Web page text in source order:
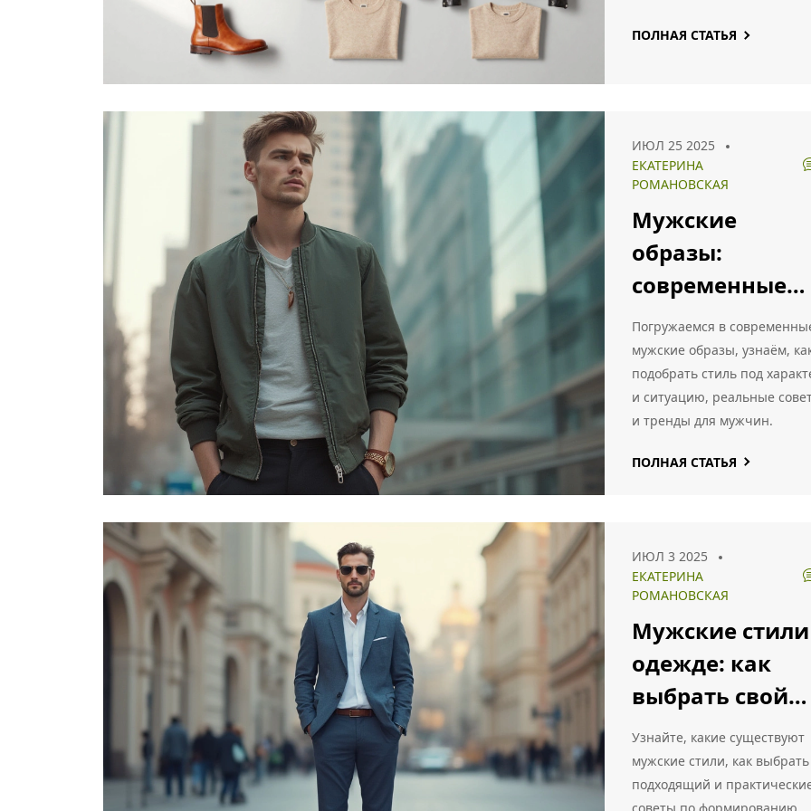
материалам и
ПОЛНАЯ СТАТЬЯ
ИЮЛ 25 2025
ЕКАТЕРИНА
РОМАНОВСКАЯ
Мужские
образы:
современные
стили и
практические
советы по
построению
Погружаемся в
мужские образы, узнаём,
подобрать стиль под
и ситуацию, реальные
и тренды для мужчин.
ПОЛНАЯ СТАТЬЯ
ИЮЛ 3 2025
ЕКАТЕРИНА
РОМАНОВСКАЯ
Мужские
одежде: как
выбрать свой
образ
Узнайте, какие существуют
мужские стили, как выбрать
подходящий и
советы по формированию